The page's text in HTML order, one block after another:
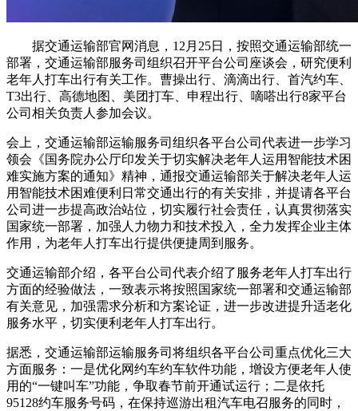
据交通运输部官网消息，12月25日，按照交通运输部统一
部署，交通运输部服务司组织召开平台公司座谈会，研究便利
老年人打车出行有关工作。曹操出行、滴滴出行、首汽约车、
T3出行、高德地图、美团打车、申程出行、嘀嗒出行8家平台
公司相关负责人参加会议。
会上，交通运输部运输服务司组织各平台公司代表进一步学习
领会《国务院办公厅印发关于切实解决老年人运用智能技术困
难实施方案的通知》精神，通报交通运输部关于解决老年人运
用智能技术困难便利日常交通出行的有关安排，并提请各平台
公司进一步提高政治站位，切实履行社会责任，认真贯彻落实
国家统一部署，加强人力物力和技术投入，全力发挥企业主体
作用，为老年人打车出行提供便捷周到服务。
交通运输部介绍，各平台公司代表介绍了服务老年人打车出行
方面的经验做法，一致表示将按照国家统一部署和交通运输部
有关意见，加强需求分析和方案论证，进一步改进提升适老化
服务水平，切实便利老年人打车出行。
据悉，交通运输部运输服务司将组织各平台公司重点优化三大
方面服务：一是优化网约车约车软件功能，增设方便老年人使
用的“一键叫车”功能，争取春节前开通试运行；二是依托
95128约车服务号码，在保持巡游出租汽车电召服务的同时，